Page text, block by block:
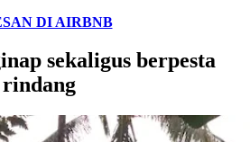
DI AIRBNB
sekaligus berpesta
rindang